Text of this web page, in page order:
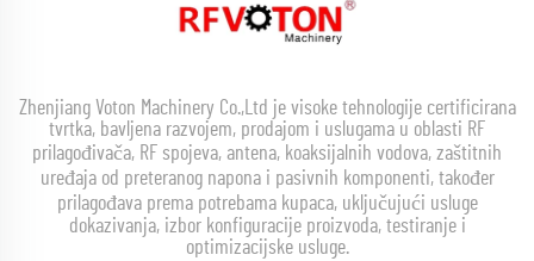
Zhenjiang Voton Machinery Co.,Ltd je visoke tehnologije certificirana
tvrtka, bavljena razvojem, prodajom i uslugama u oblasti RF
prilagođivača, RF spojeva, antena, koaksijalnih vodova, zaštitnih
uređaja od preteranog napona i pasivnih komponenti, također
prilagođava prema potrebama kupaca, uključujući usluge
dokazivanja, izbor konfiguracije proizvoda, testiranje i
optimizacijske usluge.